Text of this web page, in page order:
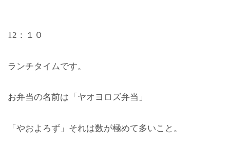
12：１０
ランチタイムです。
お弁当の名前は「ヤオヨロズ弁当」
「やおよろず」それは数が極めて多いこと。